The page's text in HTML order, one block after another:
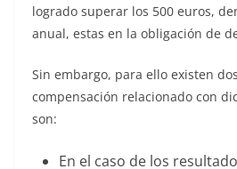
logrado superar los 500 euros,
anual, estas en la obligación de
Sin embargo, para ello existen
compensación relacionado con
son:
En el caso de los